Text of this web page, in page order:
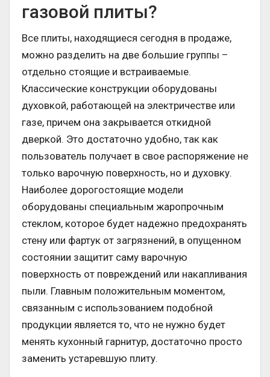
газовой плиты?
Все плиты, находящиеся сегодня в продаже,
можно разделить на две большие группы –
отдельно стоящие и встраиваемые.
Классические конструкции оборудованы
духовкой, работающей на электричестве или
газе, причем она закрывается откидной
дверкой. Это достаточно удобно, так как
пользователь получает в свое распоряжение не
только варочную поверхность, но и духовку.
Наиболее дорогостоящие модели
оборудованы специальным жаропрочным
стеклом, которое будет надежно предохранять
стену или фартук от загрязнений, в опущенном
состоянии защитит саму варочную
поверхность от повреждений или накапливания
пыли. Главным положительным моментом,
связанным с использованием подобной
продукции является то, что не нужно будет
менять кухонный гарнитур, достаточно просто
заменить устаревшую плиту.